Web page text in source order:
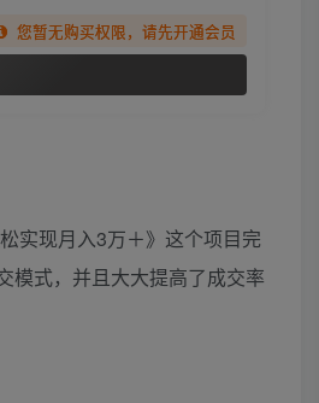
您暂无购买权限，请先开通会员
实现月入3万＋》这个项目完
模式，并且大大提高了成交率